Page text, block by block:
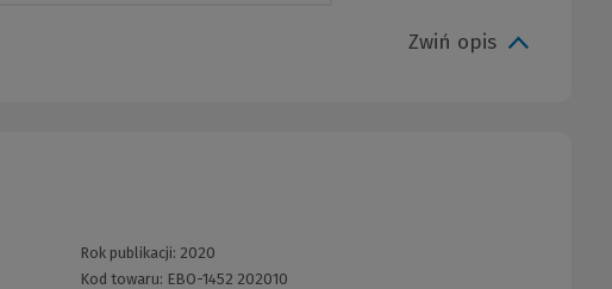
Zwiń opis
Rok publikacji: 2020
Kod towaru: EBO-1452 202010